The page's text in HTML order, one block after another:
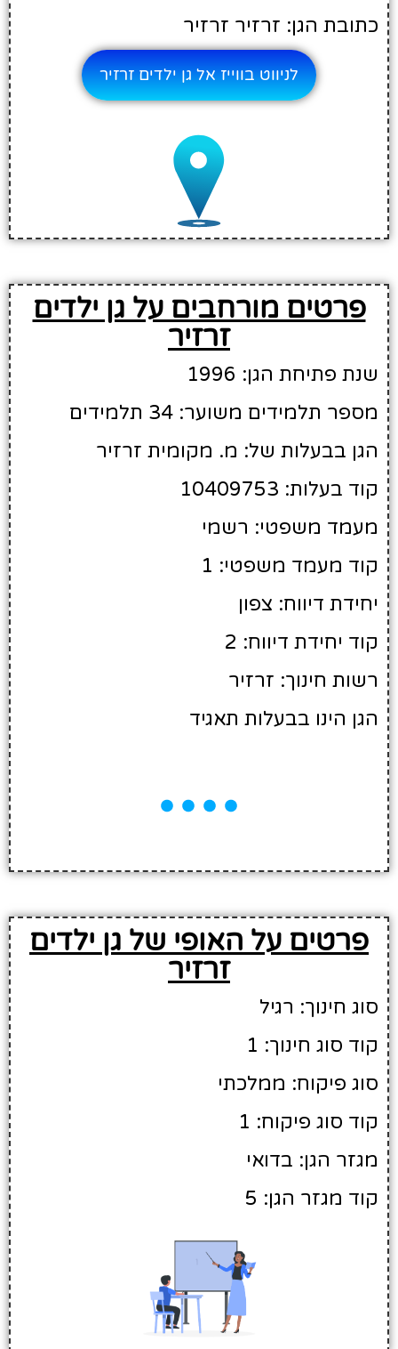
כתובת הגן: זרזיר זרזיר
לניווט בווייז אל גן ילדים זרזיר
פרטים מורחבים על גן ילדים
זרזיר
שנת פתיחת הגן: 1996
מספר תלמידים משוער: 34 תלמידים
הגן בבעלות של: מ. מקומית זרזיר
קוד בעלות: 10409753
מעמד משפטי: רשמי
קוד מעמד משפטי: 1
יחידת דיווח: צפון
קוד יחידת דיווח: 2
רשות חינוך: זרזיר
הגן הינו בבעלות תאגיד
פרטים על האופי של גן ילדים
זרזיר
סוג חינוך: רגיל
קוד סוג חינוך: 1
סוג פיקוח: ממלכתי
קוד סוג פיקוח: 1
מגזר הגן: בדואי
קוד מגזר הגן: 5